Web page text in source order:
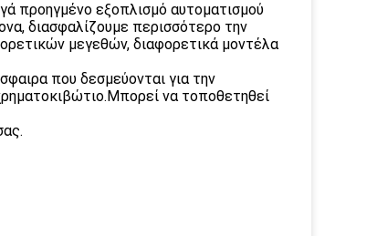
προηγμένο εξοπλισμό αυτοματισμού
διασφαλίζουμε περισσότερο την
μεγεθών, διαφορετικά μοντέλα
που δεσμεύονται για την
να τοποθετηθεί